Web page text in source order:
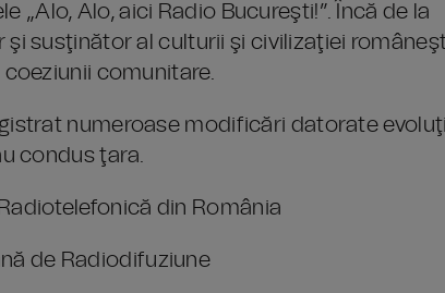
Alo, aici Radio Bucureşti!”. Încă de la
susţinător al culturii şi civilizaţiei
comunitare.
numeroase modificări datorate
condus ţara.
din România
de Radiodifuziune